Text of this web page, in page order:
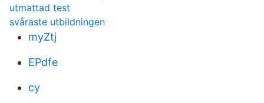
utmattad test
svåraste utbildningen
myZtj
EPdfe
cy